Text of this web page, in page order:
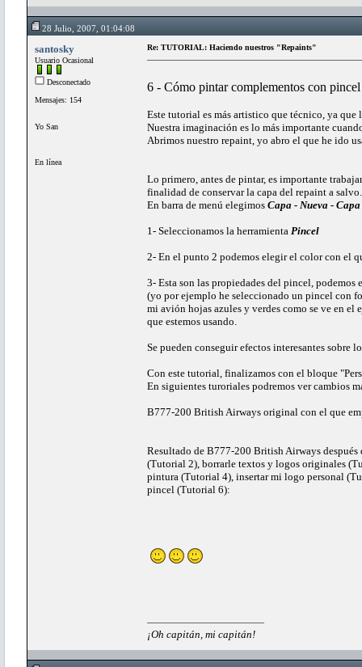
28 Julio, 2007, 01:04:08
santosky
Usuario Ocasional
Desconectado
Mensajes: 154
Yo San
En línea
Re: TUTORIAL: Haciendo nuestros "Repaints"
6 - Cómo pintar complementos con pincel
Este tutorial es más artistico que técnico, ya
Nuestra imaginación es lo más importante
Abrimos nuestro repaint, yo abro el que he ido
Lo primero, antes de pintar, es importante
finalidad de conservar la capa del repaint a
En barra de menú elegimos Capa - Nueva - Capa
1- Seleccionamos la herramienta Pincel
2- En el punto 2 podemos elegir el color con el
3- Esta son las propiedades del pincel,
(yo por ejemplo he seleccionado un pincel con
mi avión hojas azules y verdes como se ve en
que estemos usando.
Se pueden conseguir efectos interesantes sobre
Con este tutorial, finalizamos con el bloque
En siguientes turoriales podremos ver cambios
B777-200 British Airways original con el que
Resultado de B777-200 British Airways después
(Tutorial 2), borrarle textos y logos originales
pintura (Tutorial 4), insertar mi logo personal
pincel (Tutorial 6):
¡Oh capitán, mi capitán!